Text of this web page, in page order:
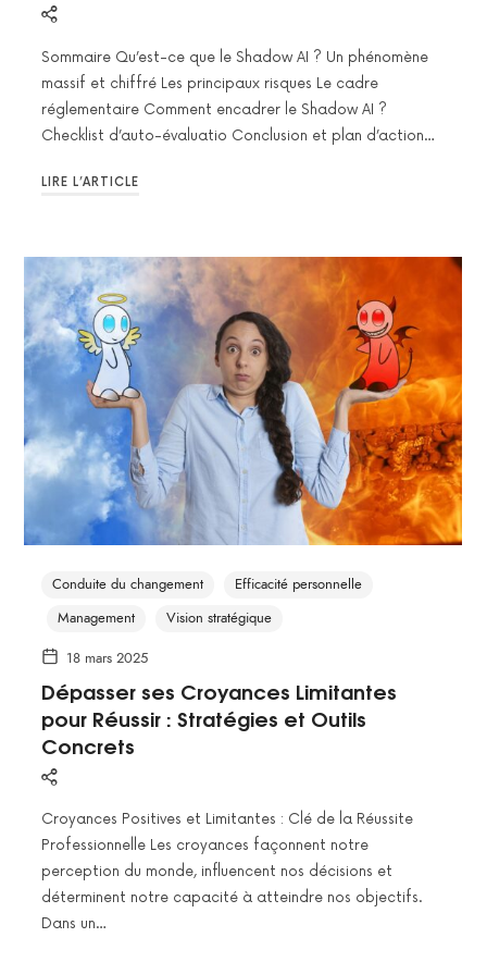
Sommaire Qu’est-ce que le Shadow AI ? Un phénomène
massif et chiffré Les principaux risques Le cadre
réglementaire Comment encadrer le Shadow AI ?
Checklist d’auto-évaluatio Conclusion et plan d’action…
LIRE L’ARTICLE
Conduite du changement
Efficacité personnelle
Management
Vision stratégique
18 mars 2025
Dépasser ses Croyances Limitantes
pour Réussir : Stratégies et Outils
Concrets
Croyances Positives et Limitantes : Clé de la Réussite
Professionnelle Les croyances façonnent notre
perception du monde, influencent nos décisions et
déterminent notre capacité à atteindre nos objectifs.
Dans un…